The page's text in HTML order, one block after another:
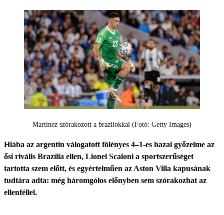
Martínez szórakozott a brazilokkal (Fotó: Getty Images)
Hiába az argentin válogatott fölényes 4–1-es hazai győzelme az
ősi rivális Brazília ellen, Lionel Scaloni a sportszerűséget
tartotta szem előtt, és egyértelműen az Aston Villa kapusának
tudtára adta: még háromgólos előnyben sem szórakozhat az
ellenféllel.